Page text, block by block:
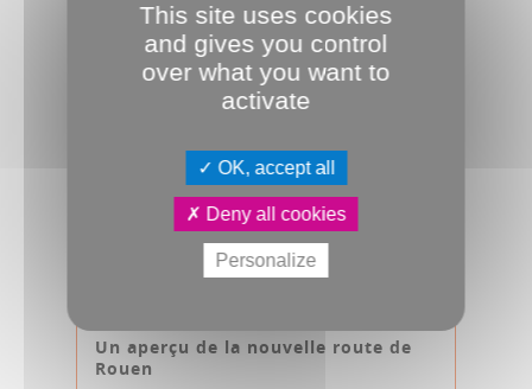
Un aperçu de la nouvelle route de
Rouen
This site uses cookies
and gives you control
over what you want to
activate
OK, accept all
Deny all cookies
Personalize